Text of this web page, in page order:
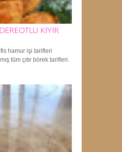
KIYIR
hamur işi tarifleri
tüm çıtır börek tarifleri.